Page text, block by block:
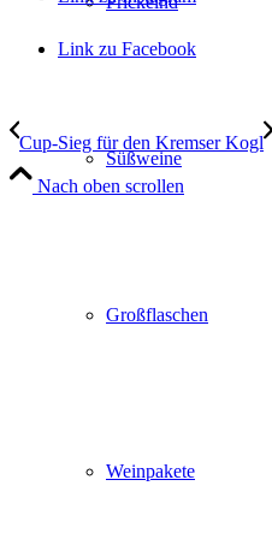
Süßweine
Großflaschen
Weinpakete
Link zu Facebook
Cup-Sieg für den Kremser Kogl
Nach oben scrollen
Anmeldung.